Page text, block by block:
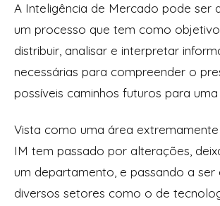
A Inteligência de Mercado pode ser
um processo que tem como objetivo
distribuir, analisar e interpretar
necessárias para compreender o
possíveis caminhos futuros para
Vista como uma área
IM tem passado por alterações,
um departamento, e passando a ser
diversos setores como o de